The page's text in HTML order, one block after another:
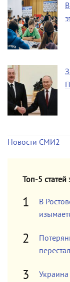
Новости СМИ2
Топ-5 статей
В